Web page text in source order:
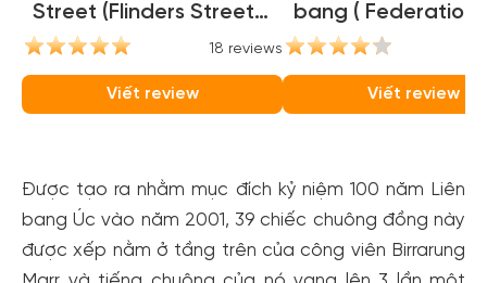
Street (Flinders Street
Station)
18 reviews
Viết review
bang ( Federation
Square )
Viết review
Được tạo ra nhằm mục đích kỷ niệm 100 năm Liên
bang Úc vào năm 2001, 39 chiếc chuông đồng này
được xếp nằm ở tầng trên của công viên Birrarung